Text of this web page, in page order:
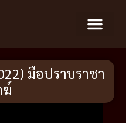
มือปราบราชา